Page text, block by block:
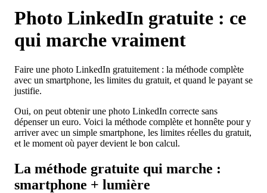
Photo LinkedIn gratuite : ce
qui marche vraiment
Faire une photo LinkedIn gratuitement : la méthode complète
avec un smartphone, les limites du gratuit, et quand le payant se
justifie.
Oui, on peut obtenir une photo LinkedIn correcte sans
dépenser un euro. Voici la méthode complète et honnête pour y
arriver avec un simple smartphone, les limites réelles du gratuit,
et le moment où payer devient le bon calcul.
La méthode gratuite qui marche :
smartphone + lumière